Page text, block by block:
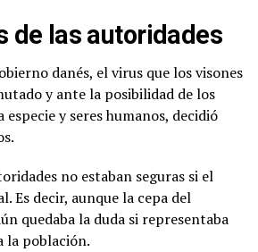
de las autoridades
danés, el virus que los visones
y ante la posibilidad de los
y seres humanos, decidió
no estaban seguras si el
Es decir, aunque la cepa del
quedaba la duda si representaba
la población.